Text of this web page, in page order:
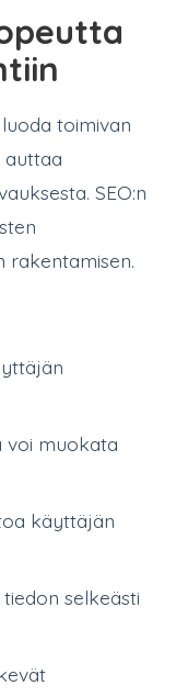
toimivan
auttaa
SEO:n
rakentamisen.
voi muokata
käyttäjän
selkeästi